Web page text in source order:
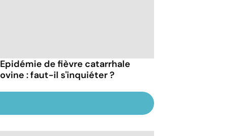
Epidémie de fièvre catarrhale
ovine : faut-il s'inquiéter ?